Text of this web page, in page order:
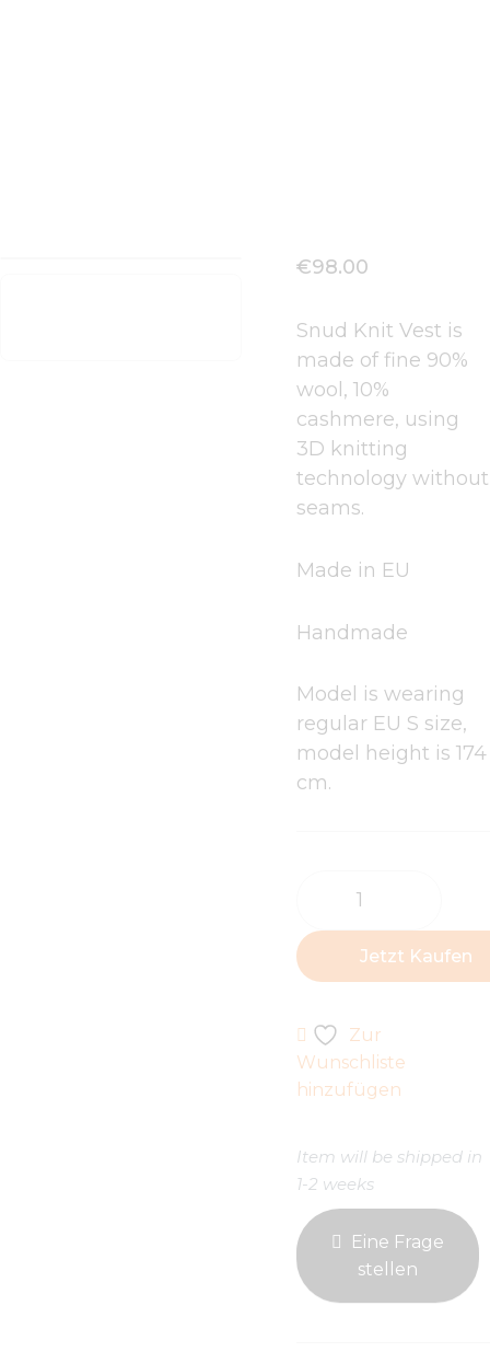
€98.00
Snud Knit Vest is
made of fine 90%
wool, 10%
cashmere, using
3D knitting
technology without
seams.
Made in EU
Handmade
Model is wearing
regular EU S size,
model height is 174
cm.
Vest
TruffleJetzt Kaufen
Zur
Wunschliste
hinzufügen
Item will be shipped in
1-2 weeks
Eine Frage
stellen